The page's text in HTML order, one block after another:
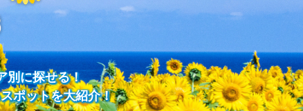
別に探せる！
ポットを大紹介！